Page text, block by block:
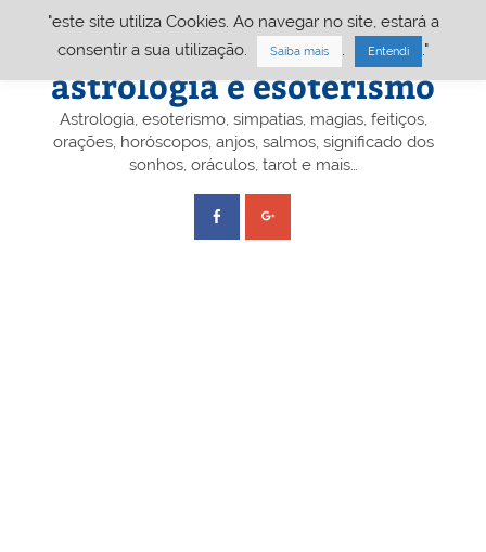
Portal A&E – Portal
astrologia e esoterismo
Astrologia, esoterismo, simpatias, magias, feitiços,
orações, horóscopos, anjos, salmos, significado dos
sonhos, oráculos, tarot e mais…
"este site utiliza Cookies. Ao navegar no site, estará a
consentir a sua utilização.
Saiba mais Entendi ."